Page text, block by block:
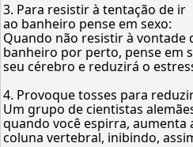
3. Para resistir à tentação de ir
ao banheiro pense em sexo:
Quando não resistir à vontade
banheiro por perto, pense em
seu cérebro e reduzirá o
4. Provoque tosses para
Um grupo de cientistas
quando você espirra, aumenta
coluna vertebral, inibindo,